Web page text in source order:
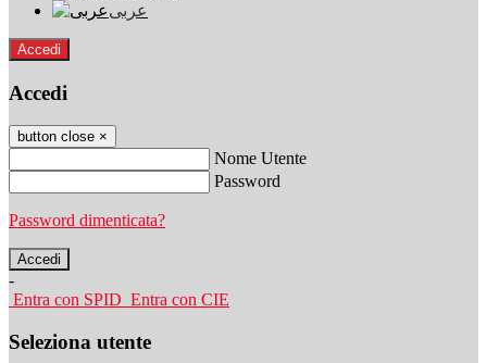
عربى
Accedi
Accedi
button close ×
Nome Utente
Password
Password dimenticata?
-
Entra con SPID Entra con CIE
Seleziona utente